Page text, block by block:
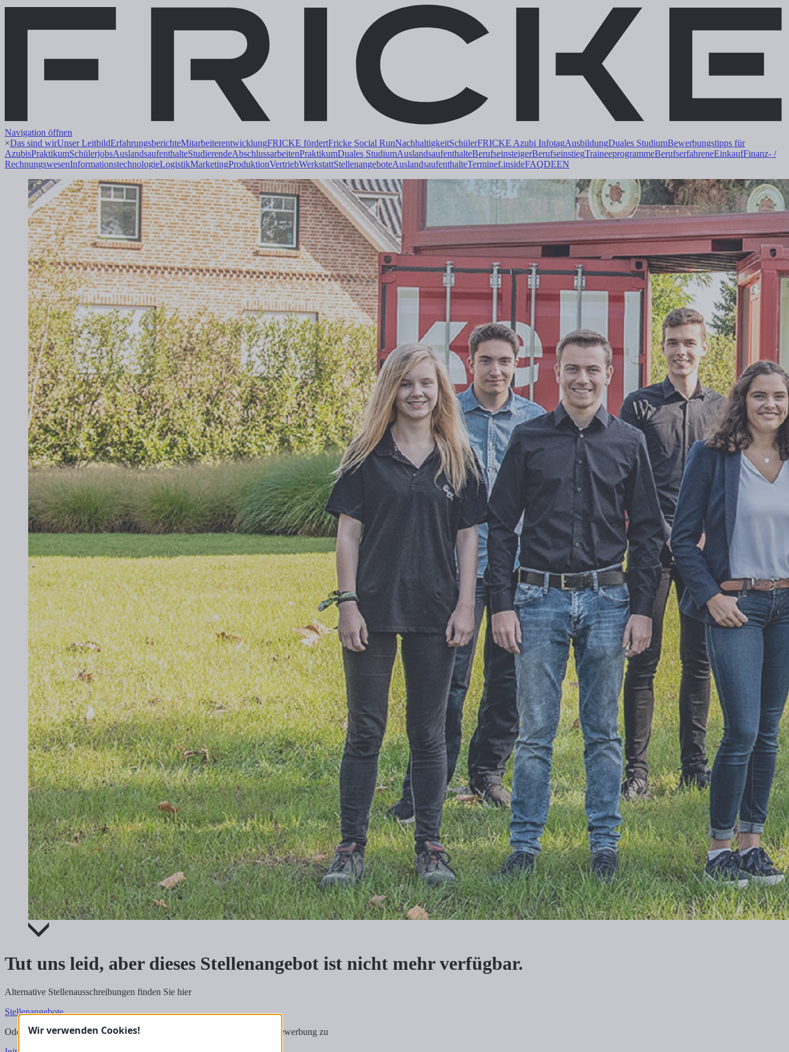
Navigation öffnen
×Das sind wirUnser LeitbildErfahrungsberichteMitarbeiterentwicklungFRICKE fördertFricke Social RunNachhaltigkeitSchülerFRICKE Azubi InfotagAusbildungDuales StudiumBewerbungstipps für
AzubisPraktikumSchülerjobsAuslandsaufenthalteStudierendeAbschlussarbeitenPraktikumDuales StudiumAuslandsaufenthalteBerufseinsteigerBerufseinstiegTraineeprogrammeBerufserfahreneEinkaufFinanz- /
RechnungswesenInformationstechnologieLogistikMarketingProduktionVertriebWerkstattStellenangeboteAuslandsaufenthalteTerminef.insideFAQDEEN
Tut uns leid, aber dieses Stellenangebot ist nicht mehr verfügbar.
Alternative Stellenausschreibungen finden Sie hier
Stellenangebote
Oder schicken Sie uns hier direkt Ihre Bewerbungsunterlagen als Initiativbewerbung zu
Wir verwenden Cookies!